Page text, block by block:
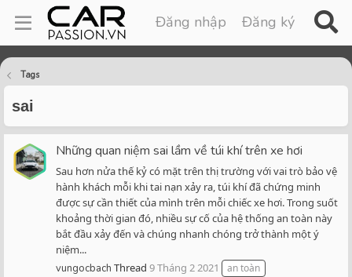
Đăng nhập Đăng ký
Tags
sai
Những quan niệm sai lầm về túi khí trên xe hơi
Sau hơn nửa thế kỷ có mặt trên thị trường với vai trò bảo vệ
hành khách mỗi khi tai nạn xảy ra, túi khí đã chứng minh
được sự cần thiết của mình trên mỗi chiếc xe hơi. Trong suốt
khoảng thời gian đó, nhiều sự cố của hệ thống an toàn này
bắt đầu xảy đến và chúng nhanh chóng trở thành một ý
niệm...
vungocbach Thread 9 Tháng 2 2021
an toàn